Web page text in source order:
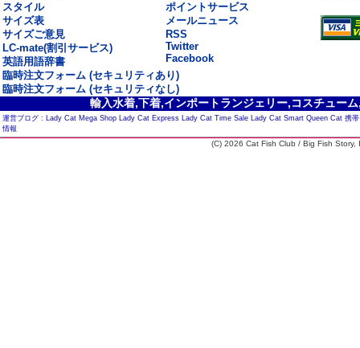
スタイル
サイズ表
サイズご意見
LC-mate(割引サービス)
英語用語辞書
ポイントサービス
メールニュース
RSS
Twitter
Facebook
臨時注文フォーム (セキュリティあり)
臨時注文フォーム (セキュリティなし)
輸入水着,下着,インポートランジェリー,コスチュー
運営ブログ : Lady Cat Mega Shop Lady Cat Express Lady Cat Time Sale Lady Cat Smart Queen Cat 携
情報
(C) 2026 Cat Fish Club / Big Fish Story,